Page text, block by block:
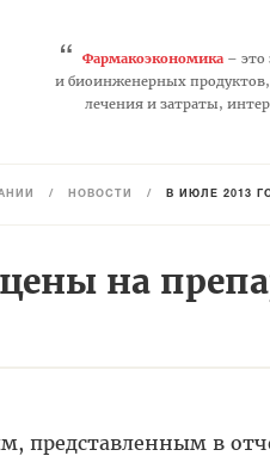
“ Фармакоэкономика– это
и биоинженерных
лечения и затраты,
/ НОВОСТИ / В ИЮЛЕ 2013
на
представленным в